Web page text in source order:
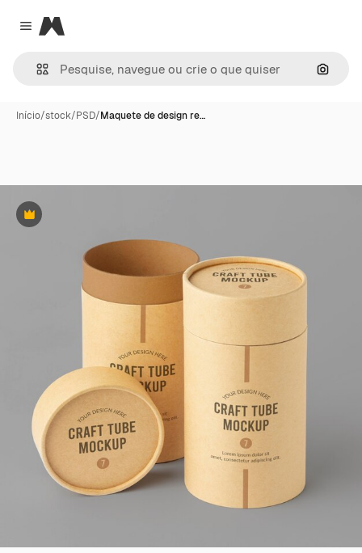
Close menu
Magnific
Início/stock/PSD/Maquete de design re…
Premium